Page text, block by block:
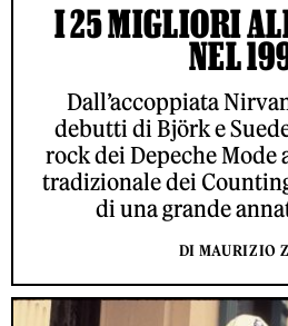
I 25 MIGLIORI
NEL
Dall’accoppiata
debutti di Björk e
rock dei Depeche Mode
tradizionale dei
di una grande
DI MAURIZIO